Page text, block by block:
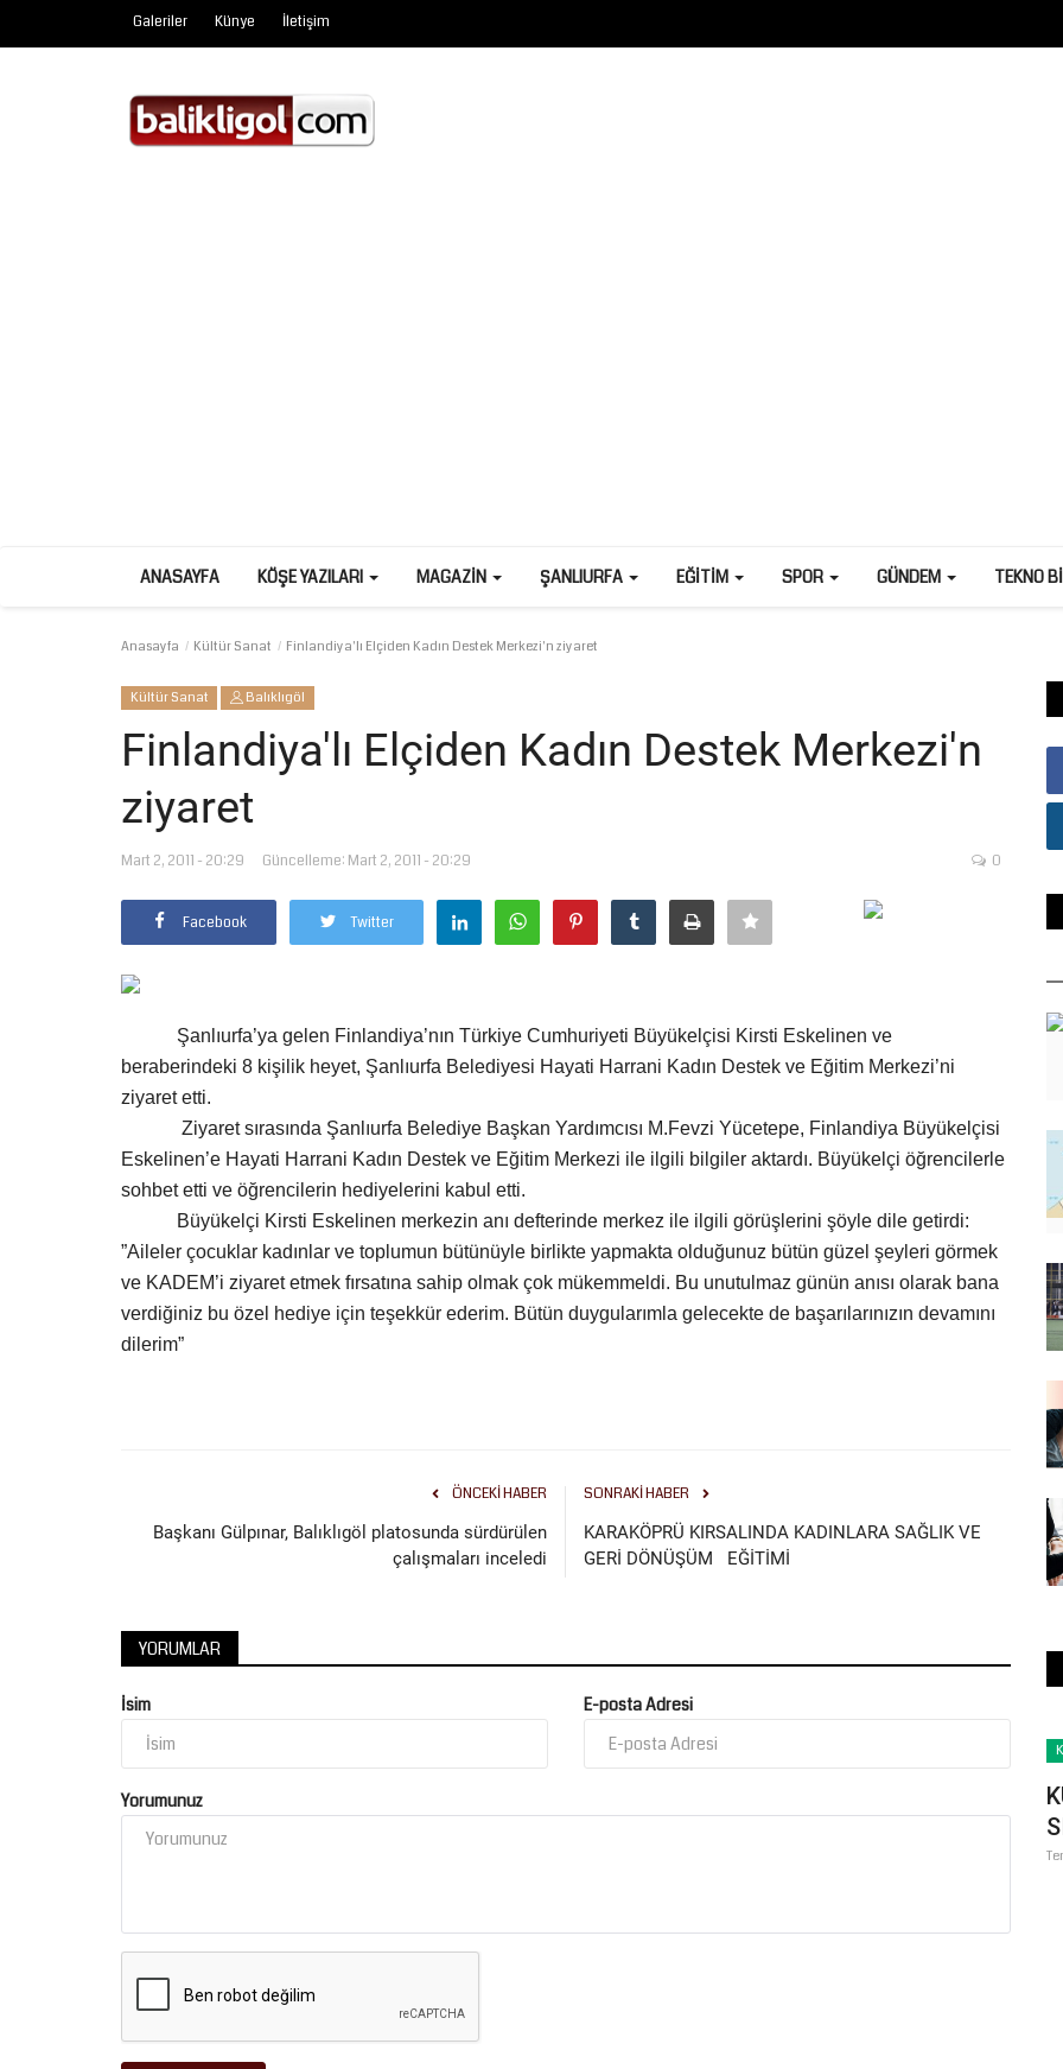
Galeriler Künye İletişim
ANASAYFA KÖŞE YAZILARI MAGAZIN ŞANLIURFA EĞITIM SPOR GÜNDEM TEKNO
Anasayfa Kültür Sanat Finlandiya'lı Elçiden Kadın Destek Merkezi'n ziyaret
Kültür Sanat Balıklıgöl
Finlandiya'lı Elçiden Kadın Destek Merkezi'n
ziyaret
Mart 2, 2011 - 20:29 Güncelleme: Mart 2, 2011 - 20:29 0
Facebook Twitter
Şanlıurfa’ya gelen Finlandiya’nın Türkiye Cumhuriyeti Büyükelçisi Kirsti Eskelinen ve
beraberindeki 8 kişilik heyet, Şanlıurfa Belediyesi Hayati Harrani Kadın Destek ve Eğitim Merkezi’ni
ziyaret etti.
Ziyaret sırasında Şanlıurfa Belediye Başkan Yardımcısı M.Fevzi Yücetepe, Finlandiya Büyükelçisi
Eskelinen’e Hayati Harrani Kadın Destek ve Eğitim Merkezi ile ilgili bilgiler aktardı. Büyükelçi öğrencilerle
sohbet etti ve öğrencilerin hediyelerini kabul etti.
Büyükelçi Kirsti Eskelinen merkezin anı defterinde merkez ile ilgili görüşlerini şöyle dile getirdi:
”Aileler çocuklar kadınlar ve toplumun bütünüyle birlikte yapmakta olduğunuz bütün güzel şeyleri görmek
ve KADEM’i ziyaret etmek fırsatına sahip olmak çok mükemmeldi. Bu unutulmaz günün anısı olarak bana
verdiğiniz bu özel hediye için teşekkür ederim. Bütün duygularımla gelecekte de başarılarınızın devamını
dilerim”
ÖNCEKI HABER
Başkanı Gülpınar, Balıklıgöl platosunda sürdürülen
çalışmaları inceledi
SONRAKI HABER
KARAKÖPRÜ KIRSALINDA KADINLARA SAĞLIK VE
GERİ DÖNÜŞÜM EĞİTİMİ
YORUMLAR
İsim E-posta Adresi
Yorumunuz
DEPSAŞ Enerji Düğmeye Bastı: Cullap ve
Temmuz 29, 2026
Tekno Bilim